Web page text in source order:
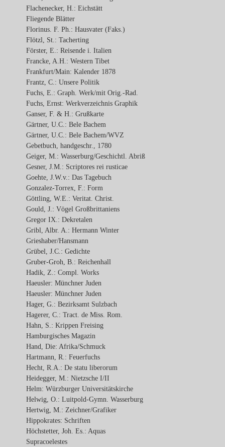
Flachenecker, H.: Eichstätt
Fliegende Blätter
Florinus. F. Ph.: Hausvater (Faks.)
Flötzl, St.: Tacherting
Förster, E.: Reisende i. Italien
Francke, A.H.: Western Tibet
Frankfurt/Main: Kalender 1878
Frantz, C.: Unsere Politik
Fuchs, E.: Graph. Werk/mit Orig.-Rad.
Fuchs, Ernst: Werkverzeichnis Graphik
Ganser, F. & H.: Grußkarte
Gärtner, U.C.: Bele Bachem
Gärtner, U.C.: Bele Bachem/WVZ
Gebetbuch, handgeschr., 1780
Geiger, M.: Wasserburg/Geschichtl. Abriß
Gesner, J.M.: Scriptores rei rusticae
Goehte, J.W.v.: Das Tagebuch
Gonzalez-Torrex, F.: Form
Göttling, W.E.: Veritat. Christ.
Gould, J.: Vögel Großbrittaniens
Gregor IX.: Dekretalen
Gribl, Albr. A.: Hermann Winter
Grieshaber/Hansmann
Grübel, J.C.: Gedichte
Gruber-Groh, B.: Reichenhall
Hadik, Z.: Compl. Works
Haeusler: Münchner Juden
Haeusler: Münchner Juden
Hager, G.: Bezirksamt Sulzbach
Hagerer, C.: Tract. de Miss. Rom.
Hahn, S.: Krippen Freising
Hamburgisches Magazin
Hand, Die: Afrika/Schmuck
Hartmann, R.: Feuerfuchs
Hecht, R.A.: De statu liberorum
Heidegger, M.: Nietzsche I/II
Helm: Würzburger Universitätskirche
Helwig, O.: Luitpold-Gymn. Wasserburg
Hertwig, M.: Zeichner/Grafiker
Hippokrates: Schriften
Höchstetter, Joh. Es.: Aquas
Supracoelestes